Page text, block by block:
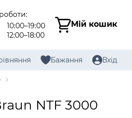
10:00–19:00
12:00–18:00
Мій кошик
Бажання Вхід
NTF 3000